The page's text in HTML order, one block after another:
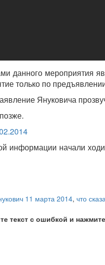
данного мероприятия
только по
Януковича
информации начали
11 марта 2014, что
текст с ошибкой и